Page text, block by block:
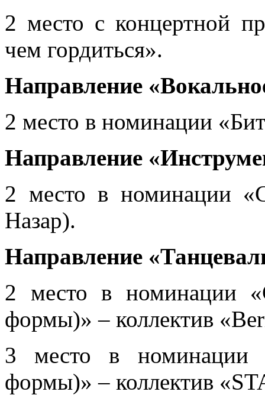
2 место с концертной
чем гордиться».
Направление
2 место в номинации
Направление
2 место в номинации
Назар).
Направление
2 место в номинации
формы)» – коллектив
3 место в номинации
формы)» – коллектив